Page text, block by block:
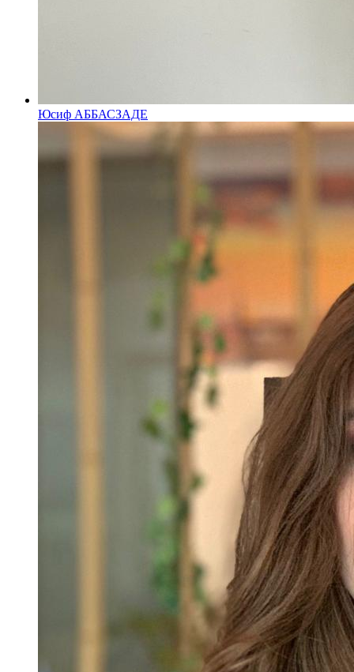
Юсиф АББАСЗАДЕ